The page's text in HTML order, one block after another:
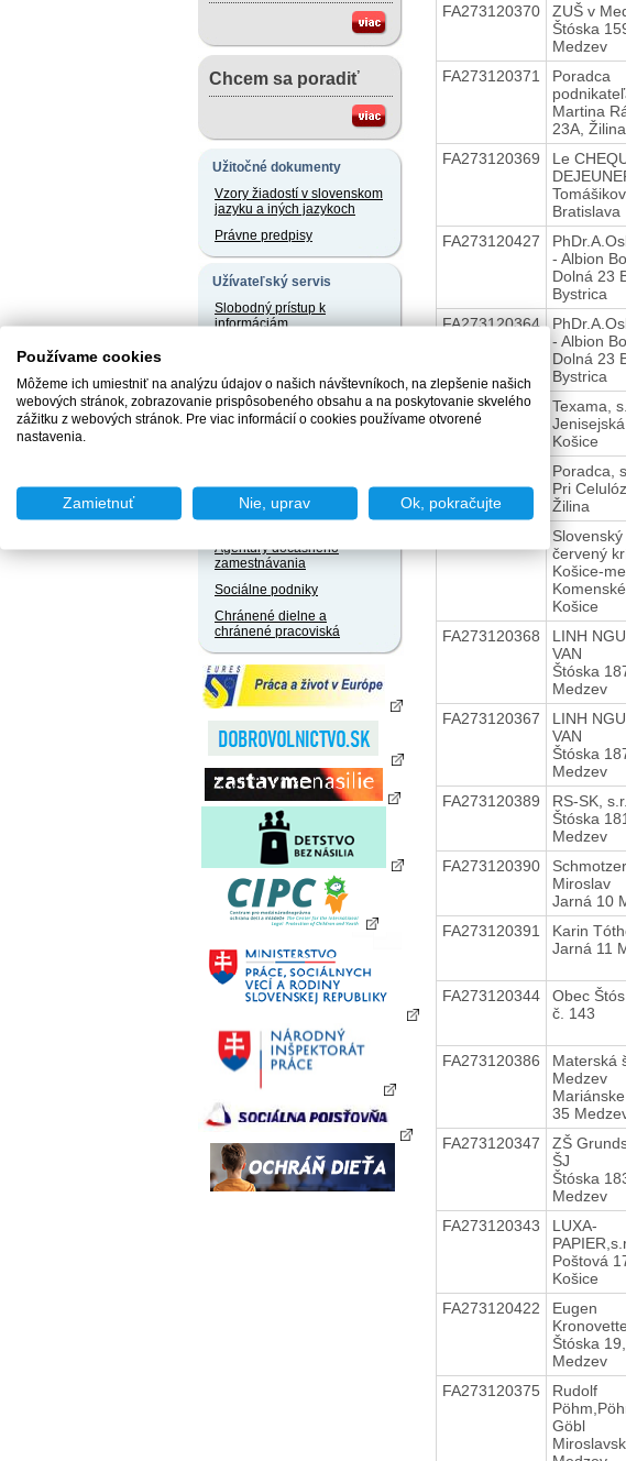
Chcem sa poradiť
Užitočné dokumenty
Vzory žiadostí v slovenskom
jazyku a iných jazykoch
Právne predpisy
Užívateľský servis
Slobodný prístup k
informáciám
Oznamovanie
protispoločenskej činnosti
Agentúry podporovaného
zamestnávania
Agentúry dočasného
zamestnávania
Sociálne podniky
Chránené dielne a
chránené pracoviská
FA273120370
ZUŠ v
Štóska
Medzev
FA273120371
Poradca
Martina
23A, Žilina
FA273120369
Le
Bratislava
FA273120427
- Albion
Dolná 23
Bystrica
FA273120364
- Albion
Dolná 23
Bystrica
FA273120388
Texama,
Košice
Poradca,
Pri
Žilina
Slovenský
červený
Košice-
Košice
FA273120368
LINH
VAN
Štóska
Medzev
FA273120367
LINH
VAN
Štóska
Medzev
FA273120389
RS-SK,
Štóska 181,
Medzev
FA273120390
Schmotzer
Miroslav
Jarná 10
FA273120391
Karin
Jarná 11
FA273120344
Obec Štós
č. 143
FA273120386
Materská
Medzev
Mariánske
35
FA273120347
ZŠ
ŠJ
Štóska
Medzev
FA273120343
LUXA-
Poštová
Košice
FA273120422
Eugen
Štóska 19,
Medzev
FA273120375
Rudolf
Göbl
Používame cookies
Môžeme ich umiestniť na analýzu údajov o našich návštevníkoch, na zlepšenie našich
webových stránok, zobrazovanie prispôsobeného obsahu a na poskytovanie skvelého
zážitku z webových stránok. Pre viac informácií o cookies používame otvorené
nastavenia.
Zamietnuť Nie, uprav Ok, pokračujte